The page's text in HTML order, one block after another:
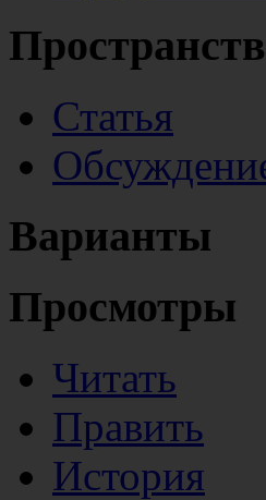
Статья
Варианты
Просмотры
Читать
Править
История